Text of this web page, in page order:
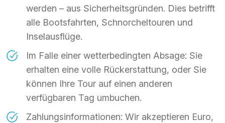
werden – aus Sicherheitsgründen. Dies betrifft
alle Bootsfahrten, Schnorcheltouren und
Inselausflüge.
Im Falle einer wetterbedingten Absage: Sie
erhalten eine volle Rückerstattung, oder Sie
können Ihre Tour auf einen anderen
verfügbaren Tag umbuchen.
Zahlungsinformationen: Wir akzeptieren Euro,